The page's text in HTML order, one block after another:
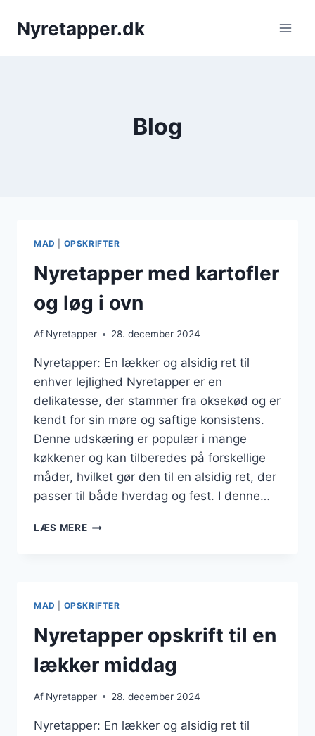
Nyretapper.dk
Blog
MAD OPSKRIFTER
Nyretapper med kartofler
og løg i ovn
Af Nyretapper 28. december 2024
Nyretapper: En lækker og alsidig ret til
enhver lejlighed Nyretapper er en
delikatesse, der stammer fra oksekød og er
kendt for sin møre og saftige konsistens.
Denne udskæring er populær i mange
køkkener og kan tilberedes på forskellige
måder, hvilket gør den til en alsidig ret, der
passer til både hverdag og fest. I denne…
LÆS MERENYRETAPPER
MAD OPSKRIFTER
Nyretapper opskrift til en
lækker middag
Af Nyretapper 28. december 2024
Nyretapper: En lækker og alsidig ret til